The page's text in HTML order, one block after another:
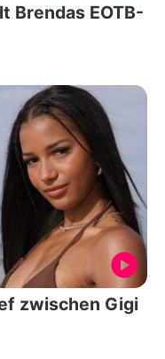
Brendas EOTB-
zwischen Gigi